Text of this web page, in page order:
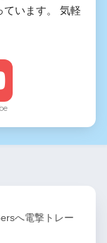
ています。 気軽
へ電撃トレー